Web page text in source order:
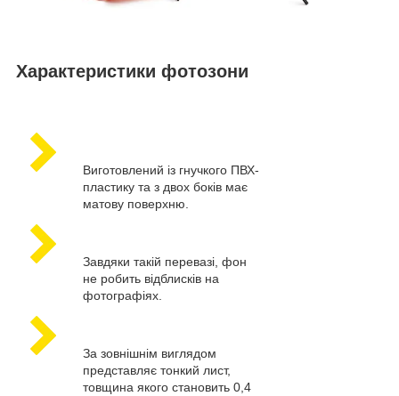
Характеристики фотозони
Виготовлений із гнучкого ПВХ-
пластику та з двох боків має
матову поверхню.
Завдяки такій перевазі, фон
не робить відблисків на
фотографіях.
За зовнішнім виглядом
представляє тонкий лист,
товщина якого становить 0,4